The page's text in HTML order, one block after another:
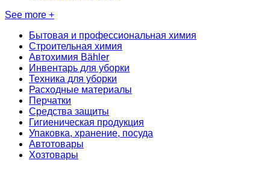
See more +
Бытовая и профессиональная химия
Строительная химия
Автохимия Bähler
Инвентарь для уборки
Техника для уборки
Расходные материалы
Перчатки
Средства защиты
Гигиеническая продукция
Упаковка, хранение, посуда
Автотовары
Хозтовары